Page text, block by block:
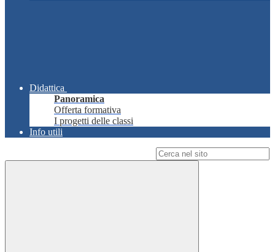
Didattica
Panoramica
Offerta formativa
I progetti delle classi
Info utili